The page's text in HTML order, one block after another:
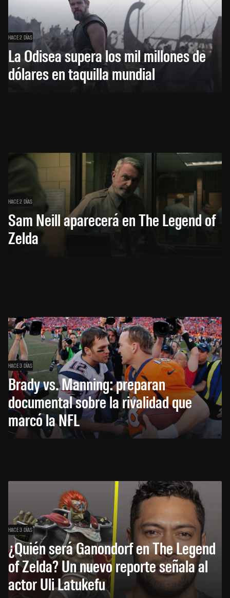
HACE 2 DÍAS
La Odisea supera los mil millones de
dólares en taquilla mundial
HACE 2 DÍAS
Sam Neill aparecerá en The Legend of
Zelda
HACE 3 DÍAS
Brady vs. Manning: preparan
documental sobre la rivalidad que
marcó la NFL
HACE 3 DÍAS
¿Quién será Ganondorf en The Legend
of Zelda? Un nuevo reporte señala al
actor Uli Latukefu